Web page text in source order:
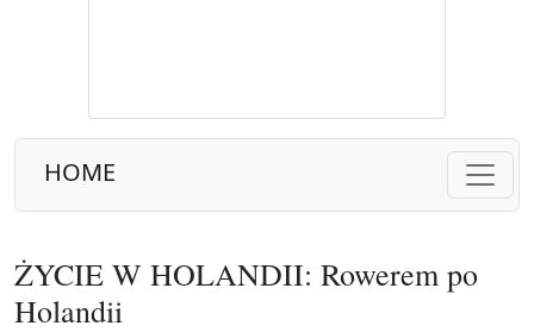
HOME
ŻYCIE W HOLANDII: Rowerem po
Holandii